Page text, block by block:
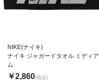
NIKE(ナイキ)
ナイキ ジャガードタオル ミディア
ム
￥2,860(税込)